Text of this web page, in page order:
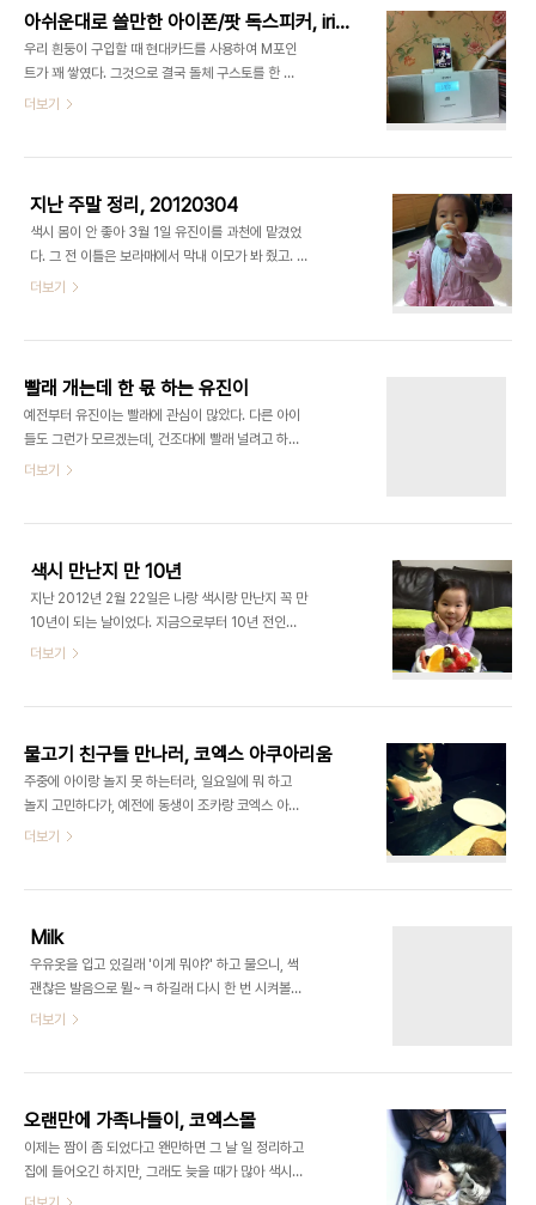
나니까 '엄마~ 엄마~' 찾으며 울음을 그치지 않아서,
애기 케이크 사서 백화점에 놀러가자고 꼬셔서 AK플
라자에 라니 타고 가서 근처 빵집에서 작은 치즈 케이
크 사서, 유아 매장 장난감 가게 앞에서 열심히 놀다
가 집에 돌아오는 길에 보니 탄천에 개나리가 만개했
다고 피해다니는 녀석이 왠일인지 포즈 잡고 서길래
아쉬운대로 쓸만한 아이폰/팟 독스피커, iriver IA-80
우리 흰둥이 구입할 때 현대카드를 사용하여 M포인
트가 꽤 쌓였다. 그것으로 결국 돌체 구스토를 한 대
들였다. 그리고도 남아있는 포인트가 있어 뭘 살까 하
귀인 내가 들어도 아쉬움이 많이 느껴지는 제품이다.
10만원 중반대인 가격에 비해 만족도는 낮지만, 그래
도 80%를 포인트로 결제했기에 그 아쉬움을 조금
덜 수 있었다. 그래도 라디오, CD, USB, SD 재생이
가능한 점은 장점이다. 퇴근 후 아이폰을 꽂으면 충전
그래도, 한 때 mp3 player의 선두주자였고, 사과
더보기
지난 주말 정리, 20120304
색시 몸이 안 좋아 3월 1일 유진이를 과천에 맡겼었
다. 그 전 이틀은 보라매에서 막내 이모가 봐 줬고. 맡
길 때는 걱정을 많이 했지만, 그래도 우리 유진이를
직 근무를 마치자마자 일요일 아침 일찍 과천에 갔다.
어머니 대신 유진이랑 놀아주려던 계획은, 당직으로
인한 피로에 무거워지는 눈꺼풀을 이기지 못 하고 내
가 먼저 쓰러져버린 덕에 계획 수정이 불가피해 졌다.
내가 정신 놓고 자는 사이에 어머니는 장도 보실 겸
유모차에서 유진이가 자버려 유진이도 이 김에 낮잠
더보기
빨래 개는데 한 몫 하는 유진이
예전부터 유진이는 빨래에 관심이 많았다. 다른 아이
들도 그런가 모르겠는데, 건조대에 빨래 널려고 하면
어릴 때 부터 빨래 집어 들고 도와주는 흉내를 냈었
더보기
색시 만난지 만 10년
지난 2012년 2월 22일은 나랑 색시랑 만난지 꼭 만
10년이 되는 날이었다. 지금으로부터 10년 전인
2002년 2월 22일 저녁 7시, 스물 다섯의 파릇파릇
고 결혼하고, 결혼 후에도 벌써 5년이 지났다. 그러
고보니 지난 2012년 2월 4일은 우리 결혼 5주년이
었는데 아무 것도 못 했다. 결혼 5주년은 무언가 멋
있게 할 수 있을 줄 알았는데 말이다. 아무튼, 만난지
10년 되는 날이라는 걸 일 하다보니 알게 되어, 일이
이던 수술이 점점 정리되어가는 듯 했는데, 그래도 워
더보기
물고기 친구들 만나러, 코엑스 아쿠아리움
주중에 아이랑 놀지 못 하는터라, 일요일에 뭐 하고
놀지 고민하다가, 예전에 동생이 조카랑 코엑스 아쿠
아리움에 가서 잘 놀다 왔다는 이야기 했던 것이 기억
스 아쿠아리움은 연애할 때 와 보고 근 10년 만에 와
봤나보다. 아이와 함께 오니 그 때랑은 또 다른 느낌.
아이가 좀더 커서 더 구체적인 관심을 가지고 있다면
더 재미있겠더라. 지금은 '우와~ 큰 물고기 좀 봐.' 이
정도만 하고 있으니 말이다. :) 아쿠아리움 관람의 마
안 들을 때는 정말 미운 네 살인 우리 딸 유진이지만,
더보기
Milk
우유옷을 입고 있길래 '이게 뭐야?' 하고 물으니, 썩
괜찮은 발음으로 뮐~ㅋ 하길래 다시 한 번 시켜볼랬
더니, 우유 발이라며 '발', 옆에 있는 '하트' 이러더니
더보기
오랜만에 가족나들이, 코엑스몰
이제는 짬이 좀 되었다고 왠만하면 그 날 일 정리하고
집에 들어오긴 하지만, 그래도 늦을 때가 많아 색시랑
유진이랑 시간을 많이 함께 하기가 쉽지 않다. 그래서